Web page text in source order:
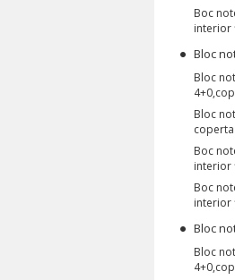
Boc
interior
Bloc
Bloc
Bloc
Boc
interior
Boc
interior
Bloc
Bloc